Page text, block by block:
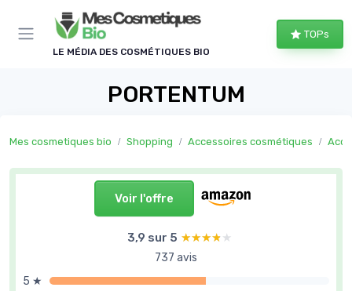
LE MÉDIA DES COSMÉTIQUES BIO
TOPs
PORTENTUM
Mes cosmetiques bio Shopping Accessoires cosmétiques
Voir l'offre
3,9 sur 5 ★★★★★
★★★★★
737 avis
5 ★
Panneau de gestion des cookies